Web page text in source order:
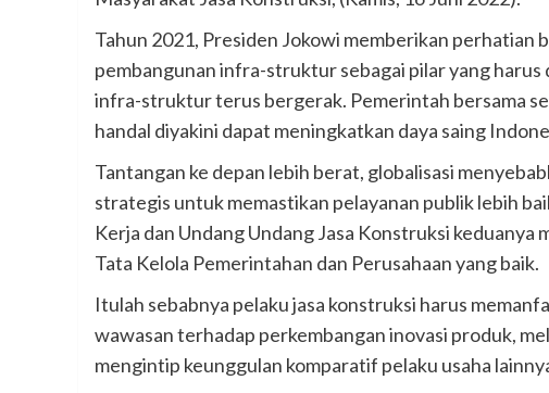
Tahun 2021, Presiden Jokowi memberikan perhatian
pembangunan infra-struktur sebagai pilar yang harus
infra-struktur terus bergerak. Pemerintah bersama
handal diyakini dapat meningkatkan daya saing
Tantangan ke depan lebih berat, globalisasi
strategis untuk memastikan pelayanan publik lebih
Kerja dan Undang Undang Jasa Konstruksi
Tata Kelola Pemerintahan dan Perusahaan yang baik.
Itulah sebabnya pelaku jasa konstruksi harus
wawasan terhadap perkembangan inovasi produk,
mengintip keunggulan komparatif pelaku usaha